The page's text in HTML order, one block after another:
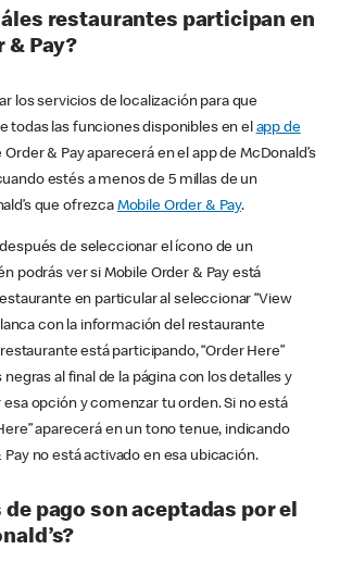
restaurantes participan en
& Pay?
los servicios de localización para que
todas las funciones disponibles en el app de
Order & Pay aparecerá en el app de McDonald’s
estés a menos de 5 millas de un
que ofrezca Mobile Order & Pay.
de seleccionar el ícono de un
podrás ver si Mobile Order & Pay está
en particular al seleccionar “View
con la información del restaurante
está participando, “Order Here”
al final de la página con los detalles y
opción y comenzar tu orden. Si no está
aparecerá en un tono tenue, indicando
Pay no está activado en esa ubicación.
de pago son aceptadas por el